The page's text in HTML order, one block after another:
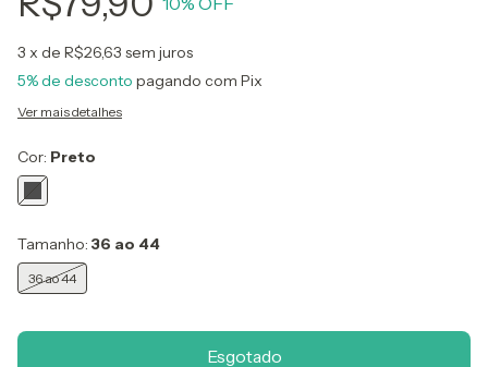
3 x de R$26,63 sem juros
5% de desconto pagando com Pix
Ver mais detalhes
Cor: Preto
Tamanho: 36 ao 44
36 ao 44